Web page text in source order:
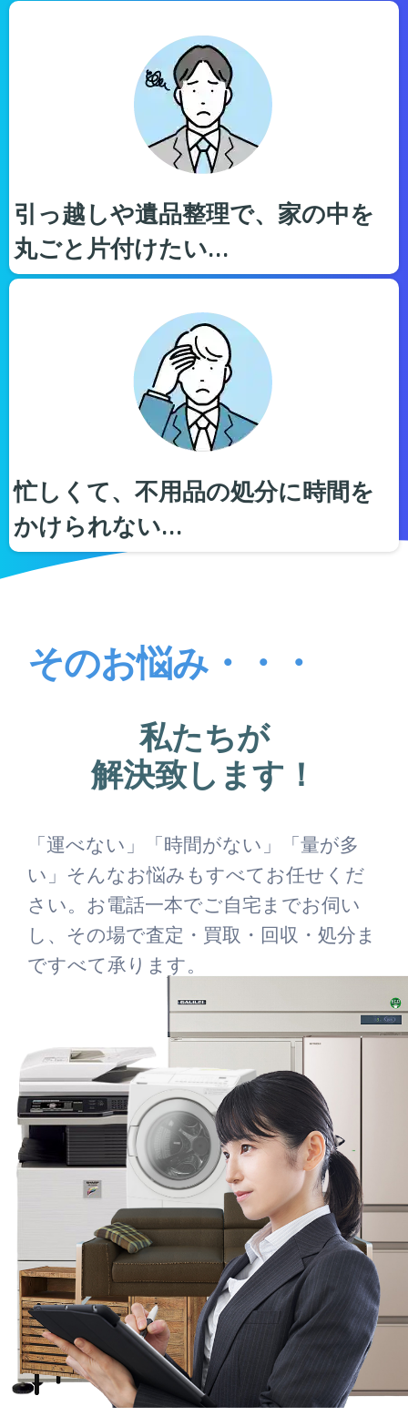
引っ越しや遺品整理で、家の中を
丸ごと片付けたい…
忙しくて、不用品の処分に時間を
かけられない…
そのお悩み・・・
私たちが
解決致します！
「運べない」「時間がない」「量が多
い」そんなお悩みもすべてお任せくだ
さい。お電話一本でご自宅までお伺い
し、その場で査定・買取・回収・処分ま
ですべて承ります。